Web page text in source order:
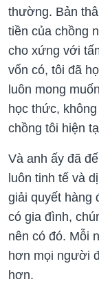
thường. Bản
tiền của chồng
cho xứng với
vốn có, tôi đã
luôn mong
học thức,
chồng tôi hiện
Và anh ấy đã
luôn tinh tế và
giải quyết hàng
có gia đình,
nên có đó. Mỗi
hơn mọi người
hơn.